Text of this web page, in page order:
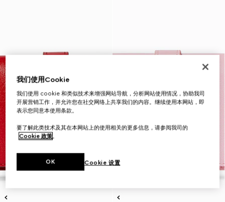
我们使用Cookie
我们使用 cookie 和类似技术来增强网站导航，分析网站使用情况，协助我司
开展营销工作，并允许您在社交网络上共享我们的内容。继续使用本网站，即
表示您同意本使用条款。
要了解此类技术及其在本网站上的使用相关的更多信息，请参阅我司的
Cookie 政策。
Cookie 设置
OK